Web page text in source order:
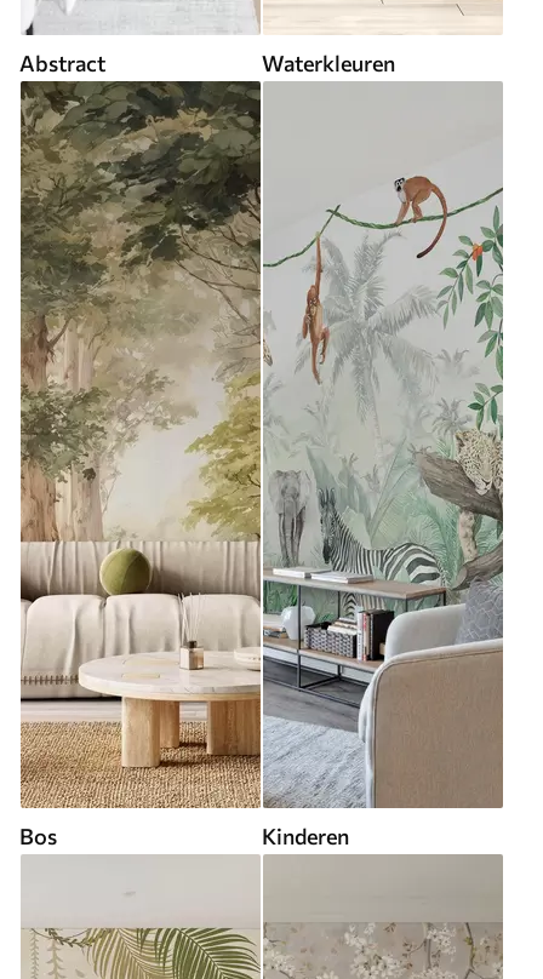
Abstract Waterkleuren
Bos Kinderen